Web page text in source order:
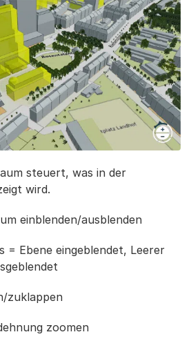
steuert, was in der
wird.
einblenden/ausblenden
= Ebene eingeblendet, Leerer
zuklappen
zoomen